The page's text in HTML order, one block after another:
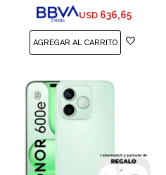
USD 636,65